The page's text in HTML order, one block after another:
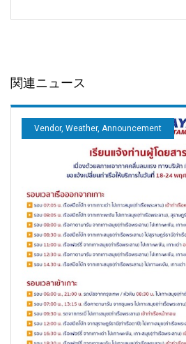
関連ニュース
Vendor, Weather, Announcement